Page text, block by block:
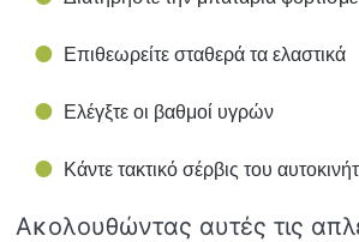
Επιθεωρείτε σταθερά τα ελαστικά
Ελέγξτε οι βαθμοί υγρών
Κάντε τακτικό σέρβις του
Ακολουθώντας αυτές τις